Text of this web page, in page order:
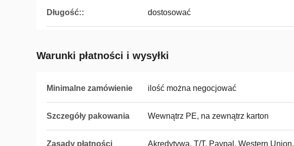
Długość:: dostosować
Warunki płatności i wysyłki
Minimalne zamówienie ilość można negocjować
Szczegóły pakowania Wewnątrz PE, na zewnątrz karton
Zasady płatności Akredytywa, T/T, Paypal, Western Union,